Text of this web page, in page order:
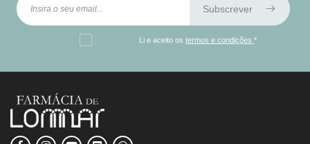
Subscrever
Li e aceito ostermos e condições*